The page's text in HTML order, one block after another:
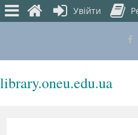
library.oneu.edu.ua
Увійти